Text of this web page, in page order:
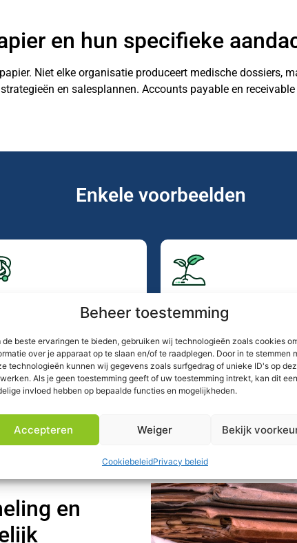
Beheer toestemming
de beste ervaringen te bieden, gebruiken wij technologieën zoals cookies
over je apparaat op te slaan en/of te raadplegen. Door in te stemmen
technologieën kunnen wij gegevens zoals surfgedrag of unieke ID's op
Als je geen toestemming geeft of uw toestemming intrekt, kan dit een
invloed hebben op bepaalde functies en mogelijkheden.
Accepteren Weiger Bekijk
CookiebeleidPrivacy beleid
en hun specifieke
Niet elke organisatie produceert medische dossiers,
en salesplannen. Accounts payable en
Enkele voorbeelden
en verliesrekeningen
Patientendossiers
ervan grote schade kan veroorzaken. Vandaar dat
professioneel documentbeheer.
en